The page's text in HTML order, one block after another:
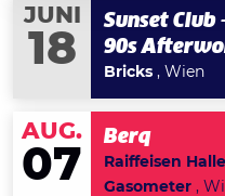
JUNI
18
Sunset Club
90s
Bricks , Wien
AUG.
07
Berq
Raiffeisen
Gasometer ,